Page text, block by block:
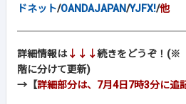
ドネット/OANDAJAPAN/YJFX!/他
詳細情報は↓↓↓続きをどうぞ！(※
階に分けて更新)
→【詳細部分は、7月4日7時3分に追